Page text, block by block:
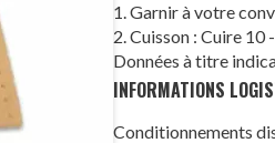
1. Garnir à votre
2. Cuisson : Cuire 10
Données à titre
INFORMATIONS
Conditionnements